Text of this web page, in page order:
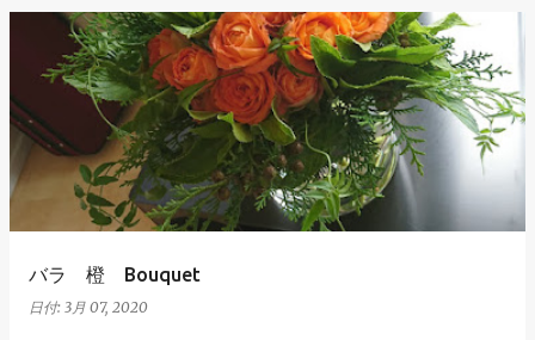
バラ 橙 Bouquet
日付: 3月 07, 2020